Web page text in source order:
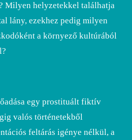
Milyen helyzetekkel találhatja
lány, ezekhez pedig milyen
a környező kultúrából
egy prostituált fiktív
valós történetekből
feltárás igénye nélkül, a